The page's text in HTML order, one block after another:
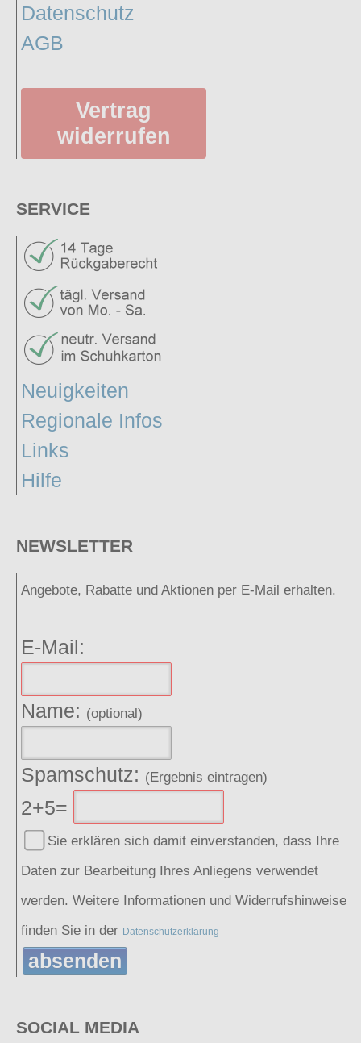
Datenschutz
AGB
Vertrag
widerrufen
SERVICE
Neuigkeiten
Regionale Infos
Links
Hilfe
NEWSLETTER
Angebote, Rabatte und Aktionen per E-Mail erhalten.
E-Mail:
Name: (optional)
Spamschutz: (Ergebnis eintragen)
2+5=
Sie erklären sich damit einverstanden, dass Ihre
Daten zur Bearbeitung Ihres Anliegens verwendet
werden. Weitere Informationen und Widerrufshinweise
finden Sie in der Datenschutzerklärung
absenden
SOCIAL MEDIA